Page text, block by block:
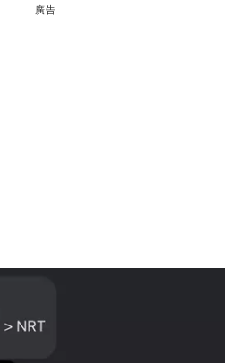
廣告